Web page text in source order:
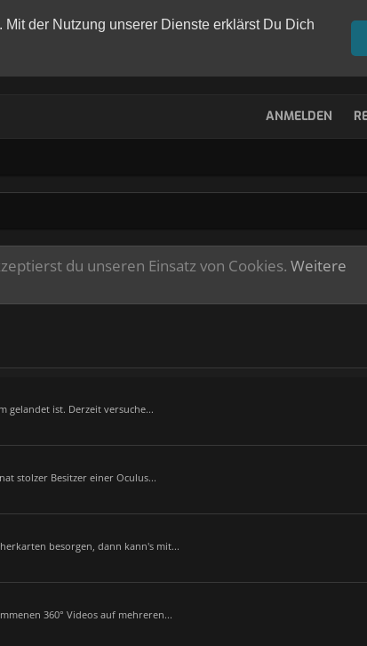
der Nutzung unserer Dienste erklärst Du Dich
ANMELDEN
du unseren Einsatz von Cookies. Weitere
gelandet ist. Derzeit versuche...
stolzer Besitzer einer Oculus...
besorgen, dann kann's mit...
360° Videos auf mehreren...